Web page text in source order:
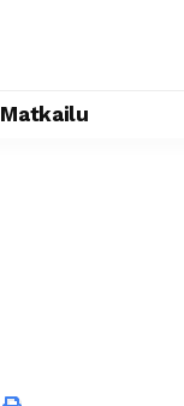
Matkailu